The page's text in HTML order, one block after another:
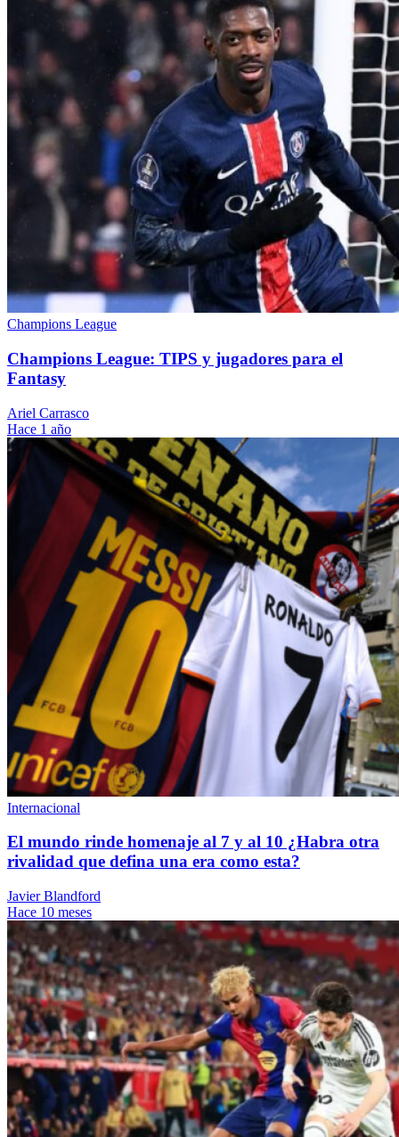
Champions League
Champions League: TIPS y jugadores para el
Fantasy
Ariel Carrasco
Hace 1 año
Internacional
El mundo rinde homenaje al 7 y al 10 ¿Habra otra
rivalidad que defina una era como esta?
Javier Blandford
Hace 10 meses